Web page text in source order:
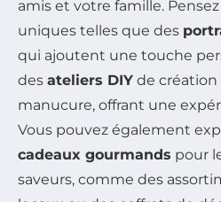
amis et votre famille.
uniques telles que des
qui ajoutent une touche
des ateliers DIY de création
manucure, offrant une
Vous pouvez également
cadeaux gourmands pour
saveurs, comme des